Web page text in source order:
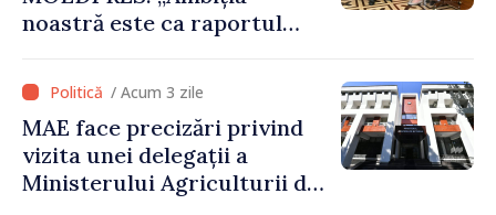
noastră este ca raportul
an să fie și mai bun”
/ Acum 3 zile
MAE face precizări privind
vizita unei delegații a
Ministerului Agriculturii din